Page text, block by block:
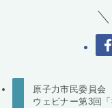
原子力市民委員
ウェビナー第3回